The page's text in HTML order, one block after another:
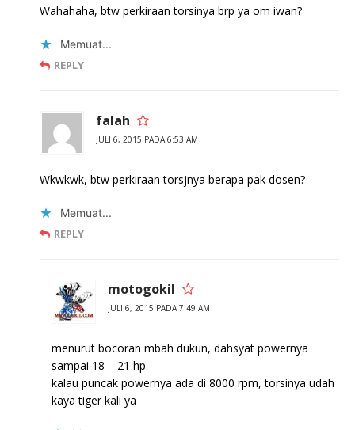
Wahahaha, btw perkiraan torsinya brp ya om iwan?
Memuat...
REPLY
falah
JULI 6, 2015 PADA 6:53 AM
Wkwkwk, btw perkiraan torsjnya berapa pak dosen?
Memuat...
REPLY
motogokil
JULI 6, 2015 PADA 7:49 AM
menurut bocoran mbah dukun, dahsyat powernya
sampai 18 – 21 hp
kalau puncak powernya ada di 8000 rpm, torsinya udah
kaya tiger kali ya